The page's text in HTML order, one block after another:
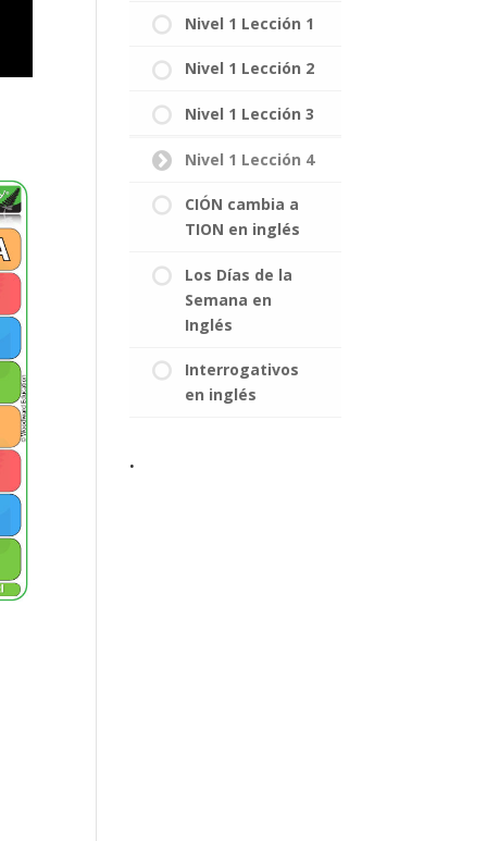
Nivel 1 Lección 1
Nivel 1 Lección 2
Nivel 1 Lección 3
Nivel 1 Lección 4
CIÓN cambia a
TION en inglés
Los Días de la
Semana en
Inglés
Interrogativos
en inglés
.